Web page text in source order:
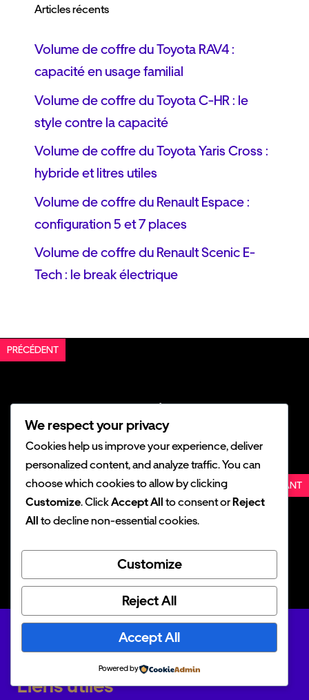
Articles récents
Volume de coffre du Toyota RAV4 :
capacité en usage familial
Volume de coffre du Toyota C-HR : le
style contre la capacité
Volume de coffre du Toyota Yaris Cross :
hybride et litres utiles
Volume de coffre du Renault Espace :
configuration 5 et 7 places
Volume de coffre du Renault Scenic E-
Tech : le break électrique
PRÉCÉDENT
IM Motors France : l’offensive
premium dès juillet 2026
SUIVANT
MG 4X : le nouveau SUV à batterie
semi-solide dès 13 700 €
Liens utiles
We respect your privacy
Cookies help us improve your experience, deliver
personalized content, and analyze traffic. You can
choose which cookies to allow by clicking
Customize. ClickAccept All to consent orReject
All to decline non-essential cookies.
Customize
Reject All
Accept All
Powered by